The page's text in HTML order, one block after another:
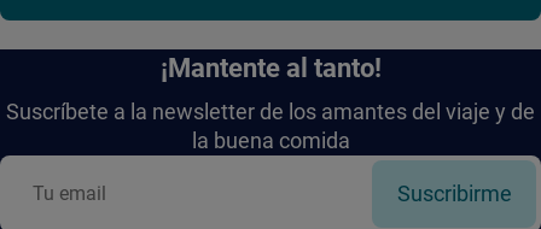
¡Mantente al tanto!
Suscríbete a la newsletter de los amantes del viaje y de
la buena comida
Suscribirme